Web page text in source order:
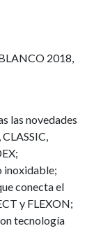
2018,
las novedades
inoxidable;
conecta el
y FLEXON;
tecnología